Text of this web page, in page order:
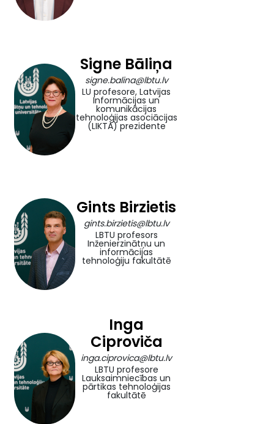
Signe Bāliņa
signe.balina@lbtu.lv
LU profesore, Latvijas
Informācijas un
komunikācijas
tehnoloģijas asociācijas
(LIKTA) prezidente
Gints Birzietis
gints.birzietis@lbtu.lv
LBTU profesors
Inženierzinātņu un
informācijas
tehnoloģiju fakultātē
Inga
Ciproviča
inga.ciprovica@lbtu.lv
LBTU profesore
Lauksaimniecības un
pārtikas tehnoloģijas
fakultātē